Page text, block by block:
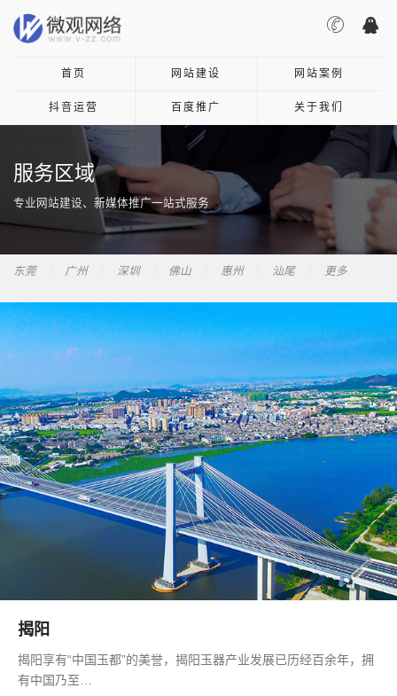
首页 网站建设 网站案例
抖音运营 百度推广 关于我们
服务区域
专业网站建设、新媒体推广一站式服务
东莞 广州 深圳 佛山 惠州 汕尾 更多
揭阳
揭阳享有“中国玉都”的美誉，揭阳玉器产业发展已历经百余年，拥
有中国乃至…